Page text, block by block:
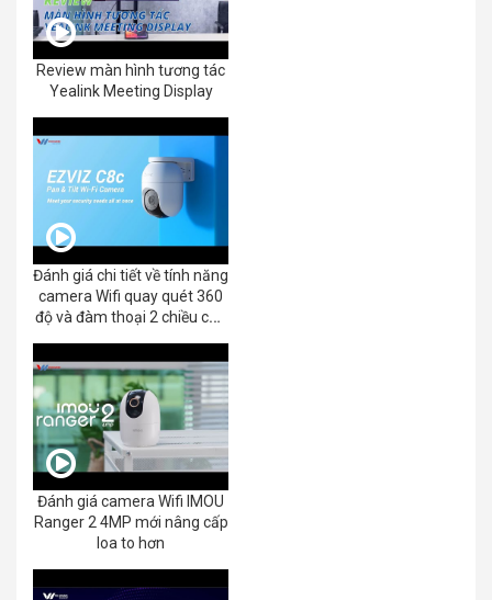
Review màn hình tương tác
Yealink Meeting Display
Đánh giá chi tiết về tính năng
camera Wifi quay quét 360
độ và đàm thoại 2 chiều của
Đánh giá camera Wifi IMOU
Ranger 2 4MP mới nâng cấp
loa to hơn